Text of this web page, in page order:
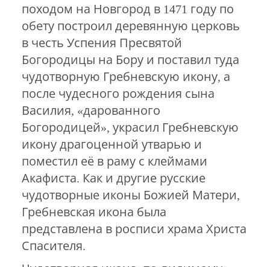
походом на Новгород в 1471 году по
обету построил деревянную церковь
в честь Успения Пресвятой
Богородицы на Бору и поставил туда
чудотворную Гребневскую икону, а
после чудесного рождения сына
Василия, «дарованного
Богородицей», украсил Гребневскую
икону драгоценной утварью и
поместил её в раму с клеймами
Акафиста. Как и другие русские
чудотворные иконы Божией Матери,
Гребневская икона была
представлена в росписи храма Христа
Спасителя.